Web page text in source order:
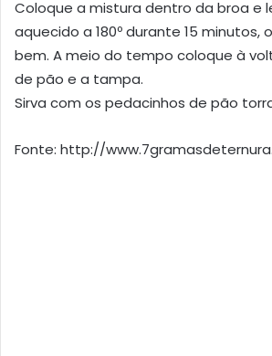
Coloque a mistura dentro da broa e
aquecido a 180º durante 15 minutos,
bem. A meio do tempo coloque à
de pão e a tampa.
Sirva com os pedacinhos de pão
Fonte: http://